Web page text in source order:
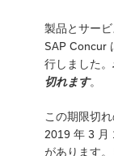
製品とサー
SAP Concur
行しました。
切れます。
この期限切
2019 年 3 月
があります